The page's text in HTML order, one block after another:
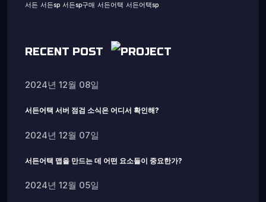
서든 서든sp 서든sp구매 서든어택 서든어택sp
RECENT POST
2024년 12월 08일
서든어택 서버 점검 소식은 어디서 확인해?
2024년 12월 07일
서든어택 맵을 만드는 데 어떤 요소들이 중요한가?
2024년 12월 05일